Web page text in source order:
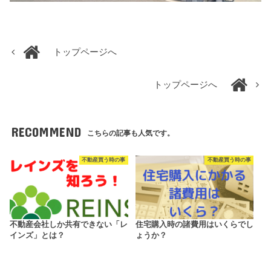
トップページへ
トップページへ
RECOMMEND こちらの記事も人気です。
不動産買う時の事
不動産会社しか共有できない「レ
インズ」とは？
不動産買う時の事
住宅購入時の諸費用はいくらでし
ょうか？